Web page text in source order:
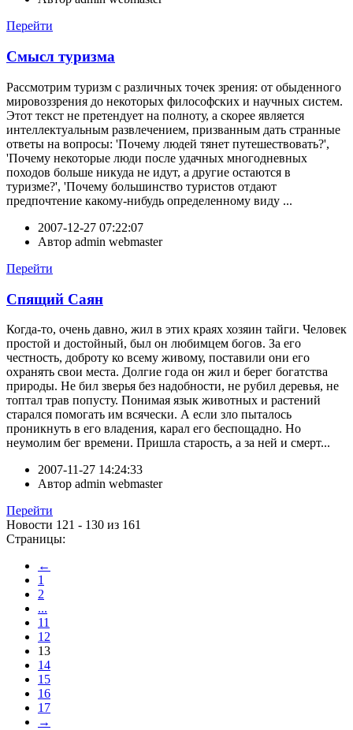
Перейти
Смысл туризма
Рассмотрим туризм с различных точек зрения: от обыденного
мировоззрения до некоторых философских и научных систем.
Этот текст не претендует на полноту, а скорее является
интеллектуальным развлечением, призванным дать странные
ответы на вопросы: 'Почему людей тянет путешествовать?',
'Почему некоторые люди после удачных многодневных
походов больше никуда не идут, а другие остаются в
туризме?', 'Почему большинство туристов отдают
предпочтение какому-нибудь определенному виду ...
2007-12-27 07:22:07
Автор admin webmaster
Перейти
Спящий Саян
Когда-то, очень давно, жил в этих краях хозяин тайги. Человек
простой и достойный, был он любимцем богов. За его
честность, доброту ко всему живому, поставили они его
охранять свои места. Долгие года он жил и берег богатства
природы. Не бил зверья без надобности, не рубил деревья, не
топтал трав попусту. Понимая язык животных и растений
старался помогать им всячески. А если зло пыталось
проникнуть в его владения, карал его беспощадно. Но
неумолим бег времени. Пришла старость, а за ней и смерт...
2007-11-27 14:24:33
Автор admin webmaster
Перейти
Новости 121 - 130 из 161
Страницы:
←
1
2
...
11
12
13
14
15
16
17
→